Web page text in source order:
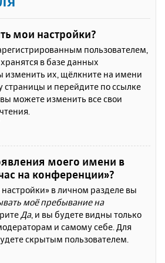
мои настройки?
пользователем,
в базе данных
изменить их, щёлкните на имени
страницы и перейдите по ссылке
можете изменить все свои
моего имени в
на конференции»?
в личном разделе вы
моё пребывание на
Да, и вы будете видны только
и самому себе. Для
скрытым пользователем.